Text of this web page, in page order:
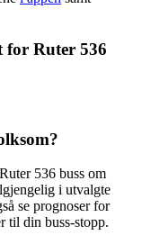
for Ruter 536
536 buss om
i utvalgte
se prognoser for
til din buss-stopp.